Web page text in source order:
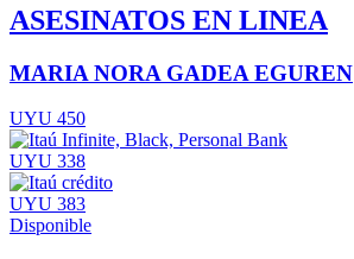
ASESINATOS EN LINEA
MARIA NORA GADEA EGUREN
UYU 450
UYU 338
UYU 383
Disponible